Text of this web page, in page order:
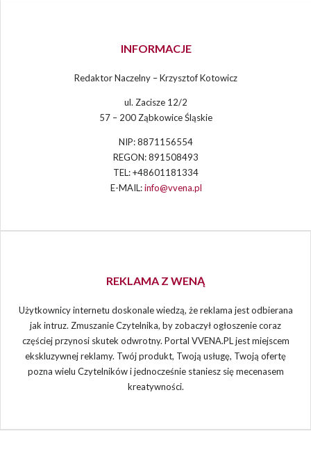
INFORMACJE
Redaktor Naczelny – Krzysztof Kotowicz
ul. Zacisze 12/2
57 – 200 Ząbkowice Śląskie
NIP: 8871156554
REGON: 891508493
TEL: +48601181334
E-MAIL:info@vvena.pl
REKLAMA Z WENĄ
Użytkownicy internetu doskonale wiedzą, że reklama jest odbierana
jak intruz. Zmuszanie Czytelnika, by zobaczył ogłoszenie coraz
częściej przynosi skutek odwrotny. Portal VVENA.PL jest miejscem
ekskluzywnej reklamy. Twój produkt, Twoją usługę, Twoją ofertę
pozna wielu Czytelników i jednocześnie staniesz się mecenasem
kreatywności.